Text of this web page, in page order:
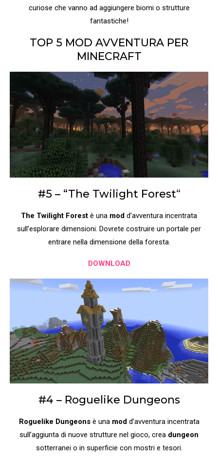
curiose che vanno ad aggiungere biomi o strutture
fantastiche!
TOP 5 MOD AVVENTURA PER
MINECRAFT
#5 – “The Twilight Forest“
The Twilight Forest è una mod d’avventura incentrata
sull’esplorare dimensioni. Dovrete costruire un portale per
entrare nella dimensione della foresta.
DOWNLOAD
#4 – Roguelike Dungeons
Roguelike Dungeonsè una modd’avventura incentrata
sull’aggiunta di nuove strutture nel gioco, crea dungeon
sotterranei o in superficie con mostri e tesori.